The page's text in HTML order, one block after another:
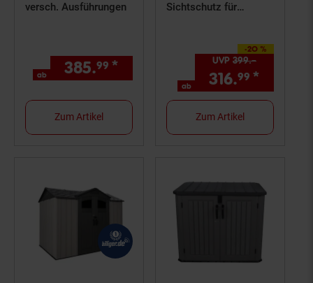
versch. Ausführungen
ab 385.99 * € Sternchen
Zum Artikel
Sichtschutz für
-20 %
Sie Sparen 20 Prozent,
UVP 399.–
ab 316.99 *
Zum Artikel